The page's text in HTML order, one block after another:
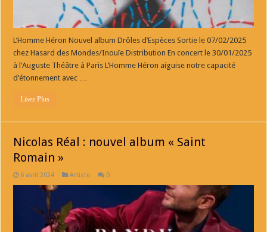
L’Homme Héron Nouvel album Drôles d’Espèces Sortie le 07/02/2025
chez Hasard des Mondes/Inouïe Distribution En concert le 30/01/2025
à l’Auguste Théâtre à Paris L’Homme Héron aiguise notre capacité
d’étonnement avec …
Lisez Plus
Nicolas Réal : nouvel album « Saint
Romain »
6 avril 2024 Artiste 0